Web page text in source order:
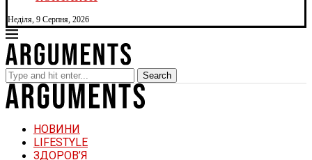
Неділя, 9 Серпня, 2026
Search
НОВИНИ
LIFESTYLE
ЗДОРОВ’Я